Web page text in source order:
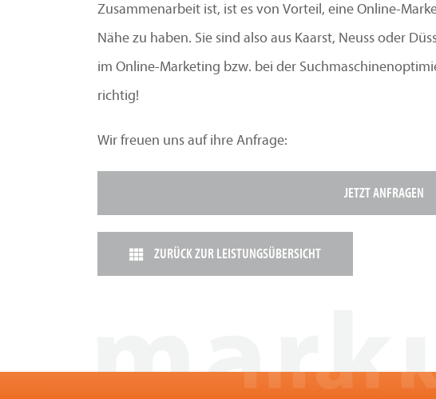
Zusammenarbeit ist, ist es von Vorteil, eine Online-
Nähe zu haben. Sie sind also aus Kaarst, Neuss oder
im Online-Marketing bzw. bei der
richtig!
Wir freuen uns auf ihre Anfrage:
JETZT ANFRAGEN
ZURÜCK ZUR LEISTUNGSÜBERSICHT